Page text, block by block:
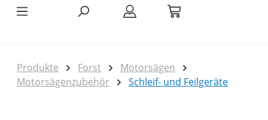
Produkte Forst
Motorsägen
Motorsägenzubehör
Schleif- und Feilgeräte